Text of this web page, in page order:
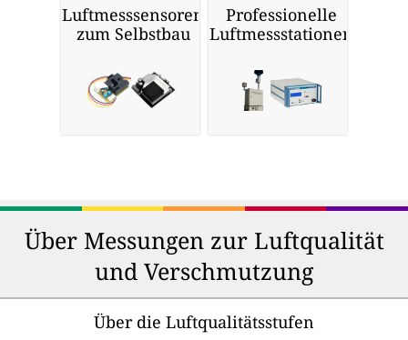
Luftmesssensoren
zum Selbstbau
Professionelle
Luftmessstationen
Über Messungen zur Luftqualität
und Verschmutzung
Über die Luftqualitätsstufen